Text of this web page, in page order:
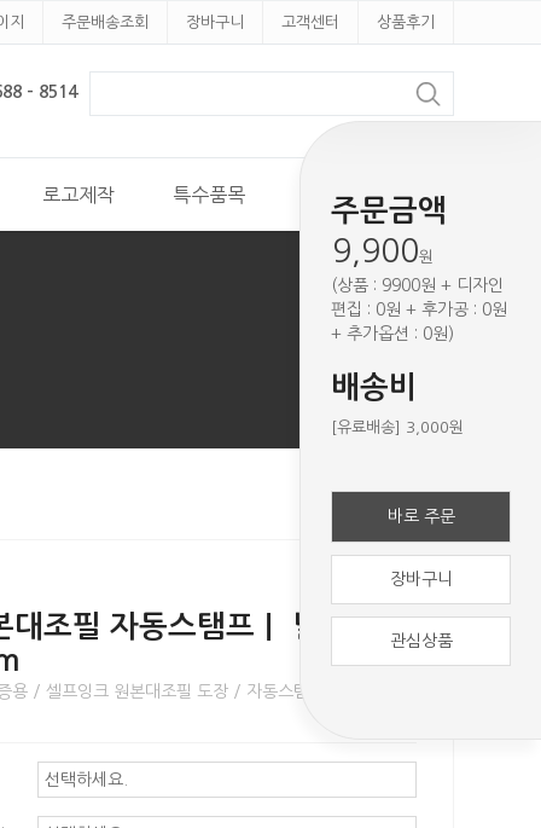
지 주문배송조회 장바구니 고객센터 상품후기
- 8514
로고제작 특수품목 견적문의
대조필 자동스탬프｜ 날인 크
용 / 셀프잉크 원본대조필 도장 / 자동스탬프 방식
주문금액
9,900원
(상품 : 9900원 + 디자인
편집 : 0원 + 후가공 : 0원
+ 추가옵션 : 0원)
배송비
[유료배송] 3,000원
바로 주문
장바구니
관심상품